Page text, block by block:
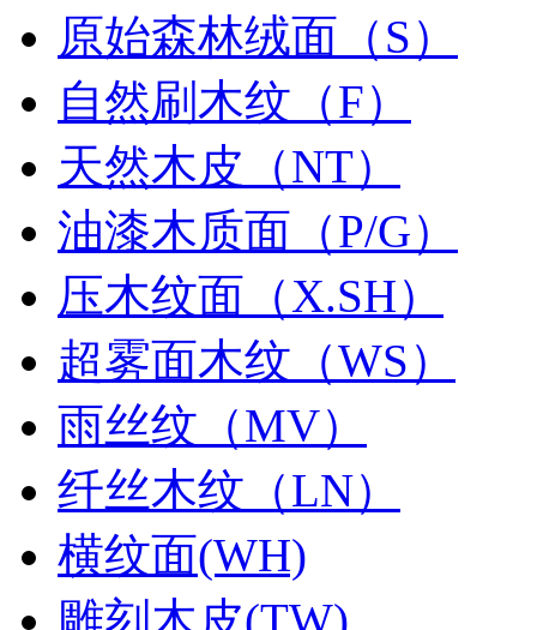
原始森林绒面（S）
自然刷木纹（F）
天然木皮（NT）
油漆木质面（P/G）
压木纹面（X.SH）
超雾面木纹（WS）
雨丝纹（MV）
纤丝木纹（LN）
横纹面(WH)